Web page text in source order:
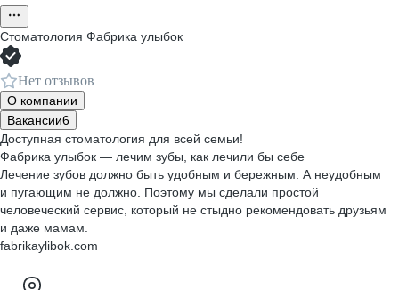
Стоматология Фабрика улыбок
Нет отзывов
О компании
Вакансии6
Доступная стоматология для всей семьи!
Фабрика улыбок — лечим зубы, как лечили бы себе
Лечение зубов должно быть удобным и бережным. А неудобным
и пугающим не должно. Поэтому мы сделали простой
человеческий сервис, который не стыдно рекомендовать друзьям
и даже мамам.
fabrikaylibok.com